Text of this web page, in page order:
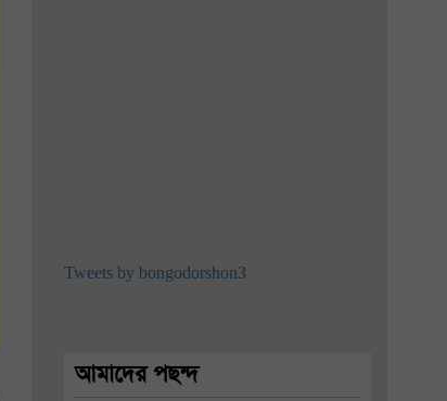
Tweets by bongodorshon3
আমাদের পছন্দ